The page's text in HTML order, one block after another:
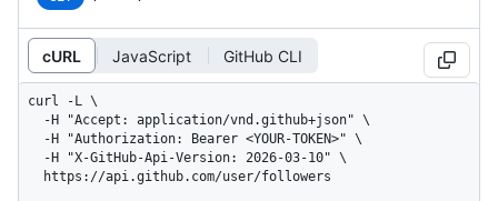
cURL JavaScript GitHub CLI
curl -L \
  https://api.github.com/user/followers